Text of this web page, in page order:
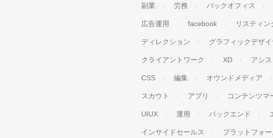
副業 労務 バックオフィス
広告運用 facebook リスティン
ディレクション グラフィックデザ
クライアントワーク XD アシ
CSS 編集 オウンドメディア
スカウト アプリ コンテンツマ
UIUX 運用 バックエンド
インサイドセールス プラットフォー